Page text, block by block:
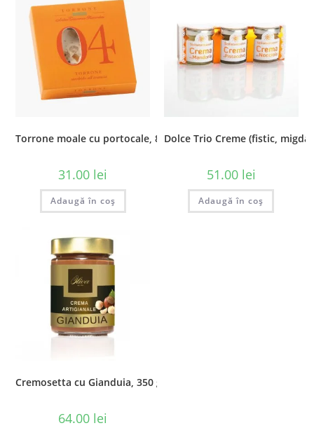
Torrone moale cu portocale, 80 gr
31.00 lei
Adaugă în coș
Dolce Trio Creme (fistic,
51.00 lei
Adaugă în coș
Cremosetta cu Gianduia, 350 gr. – Dulcioliva
64.00 lei